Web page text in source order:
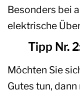
Besonders bei
elektrische
Tipp Nr.
Möchten Sie
Gutes tun,